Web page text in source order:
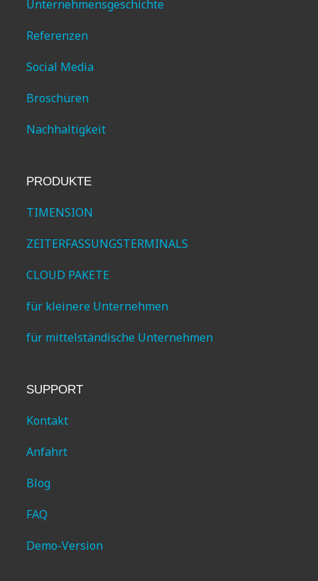
Referenzen
Social Media
Broschüren
Nachhaltigkeit
TIMENSION
ZEITERFASSUNGSTERMINALS
CLOUD PAKETE
für kleinere Unternehmen
für mittelständische Unternehmen
Kontakt
Anfahrt
Blog
FAQ
Demo-Version